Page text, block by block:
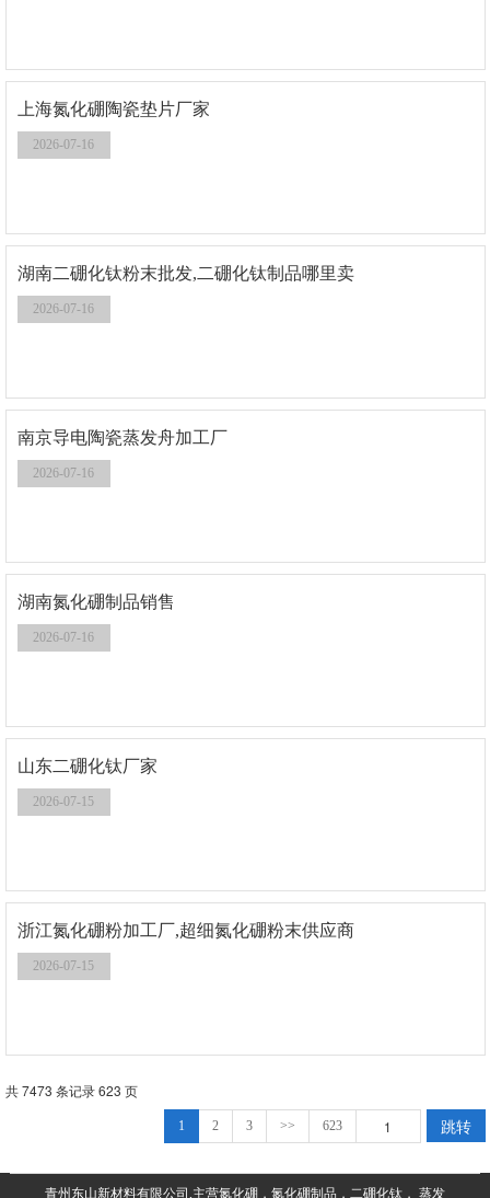
上海氮化硼陶瓷垫片厂家
2026-07-16
湖南二硼化钛粉末批发,二硼化钛制品哪里卖
2026-07-16
南京导电陶瓷蒸发舟加工厂
2026-07-16
湖南氮化硼制品销售
2026-07-16
山东二硼化钛厂家
2026-07-15
浙江氮化硼粉加工厂,超细氮化硼粉末供应商
2026-07-15
共 7473 条记录 623 页
1 2 3 >> 623 跳转
青州东山新材料有限公司,主营氮化硼，氮化硼制品，二硼化钛， 蒸发